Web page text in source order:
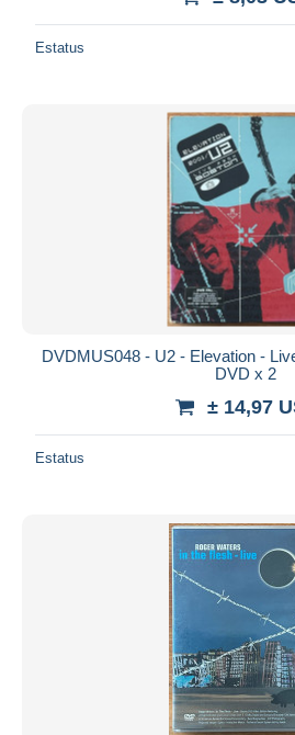
Estatus
DVDMUS048 - U2 - Elevation -
DVD x 2
± 14,97
Estatus